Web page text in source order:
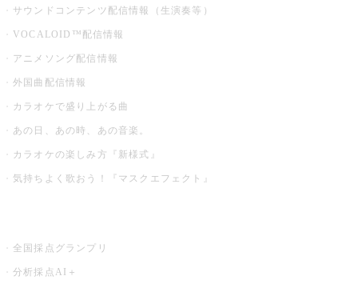
サウンドコンテンツ配信情報（生演奏等）
VOCALOID™配信情報
アニメソング配信情報
外国曲配信情報
カラオケで盛り上がる曲
あの日、あの時、あの音楽。
カラオケの楽しみ方『新様式』
気持ちよく歌おう！『マスクエフェクト』
全国採点グランプリ
分析採点AI＋